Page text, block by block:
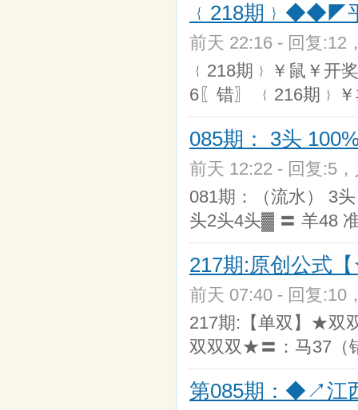
﹛218期﹜◆◆◤
前天 22:16 - 回复:12
﹛218期﹜￥鼠￥开
6〖错〗 ﹛216期﹜
085期： 3头
前天 12:22 - 回复:5
081期：（流水） 3
头2头4头▓ 〓 羊48
217期:原创公式
前天 07:40 - 回复:10
217期:【单双】★双
双双双★〓：马37（
第085期：◆↗江